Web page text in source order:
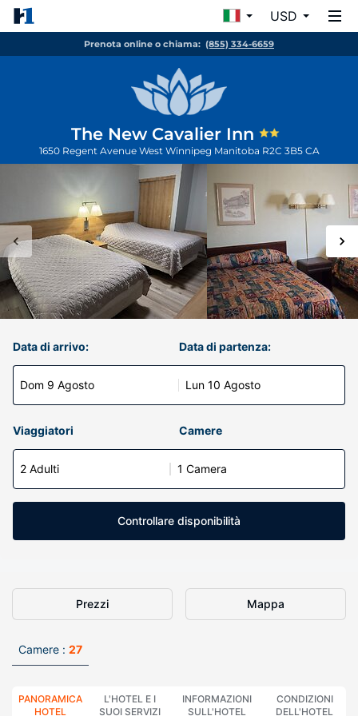
USD
Prenota online o chiama: (855) 334-6659
The New Cavalier Inn
1650 Regent Avenue West Winnipeg Manitoba R2C 3B5 CA
Data di arrivo:
Dom 9 Agosto
Data di partenza:
Lun 10 Agosto
Viaggiatori Camere
2 Adulti 1 Camera
Controllare disponibilità
Prezzi Mappa
Camere : 27
PANORAMICA
HOTEL
L'HOTEL E I
SUOI SERVIZI
INFORMAZIONI
SULL'HOTEL
CONDIZIONI
DELL'HOTEL